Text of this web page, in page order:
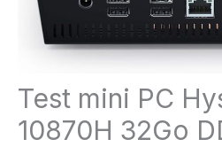
Test mini PC
10870H 32Go